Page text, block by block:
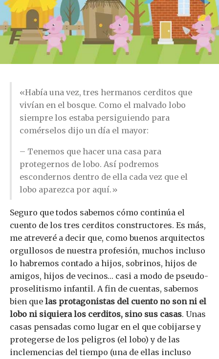
«Había una vez, tres hermanos cerditos que
vivían en el bosque. Como el malvado lobo
siempre los estaba persiguiendo para
comérselos dijo un día el mayor:
– Tenemos que hacer una casa para
protegernos de lobo. Así podremos
escondernos dentro de ella cada vez que el
lobo aparezca por aquí.»
Seguro que todos sabemos cómo continúa el
cuento de los tres cerditos constructores. Es más,
me atreveré a decir que, como buenos arquitectos
orgullosos de nuestra profesión, muchos incluso
lo habremos contado a hijos, sobrinos, hijos de
amigos, hijos de vecinos… casi a modo de pseudo-
proselitismo infantil. A fin de cuentas, sabemos
bien que las protagonistas del cuento no son ni el
lobo ni siquiera los cerditos, sino sus casas. Unas
casas pensadas como lugar en el que cobijarse y
protegerse de los peligros (el lobo) y de las
inclemencias del tiempo (una de ellas incluso